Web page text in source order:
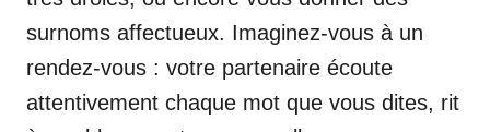
surnoms affectueux. Imaginez-vous à un
rendez-vous : votre partenaire écoute
attentivement chaque mot que vous dites, rit